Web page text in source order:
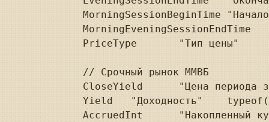
MorningSessionBeginTime	"Начало утренней сессии"	typeof(DateTime));
MorningEveningSessionEndTime	"Окончание утренней сессии"	typeof(DateTime));
PriceType	"Тип цены"	typeof(string));
// Срочный рынок ММВБ
CloseYield	"Цена периода закрытия"	typeof(decimal));
Yield	"Доходность"	typeof(decimal));
AccruedInt	"Накопленный купонный доход"	typeof(decimal));